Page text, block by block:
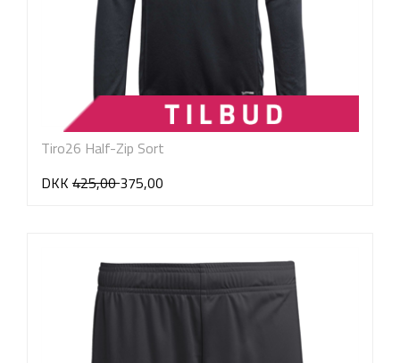
Tiro26 Half-Zip Sort
DKK 425,00375,00